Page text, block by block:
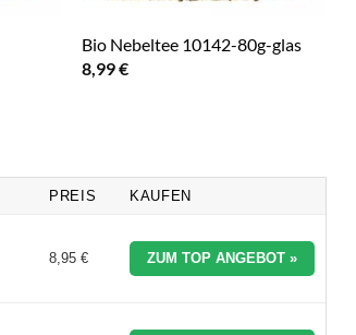
Bio Nebeltee 10142-80g-glas
8,99€
PREIS KAUFEN
8,95 € ZUM TOP ANGEBOT »